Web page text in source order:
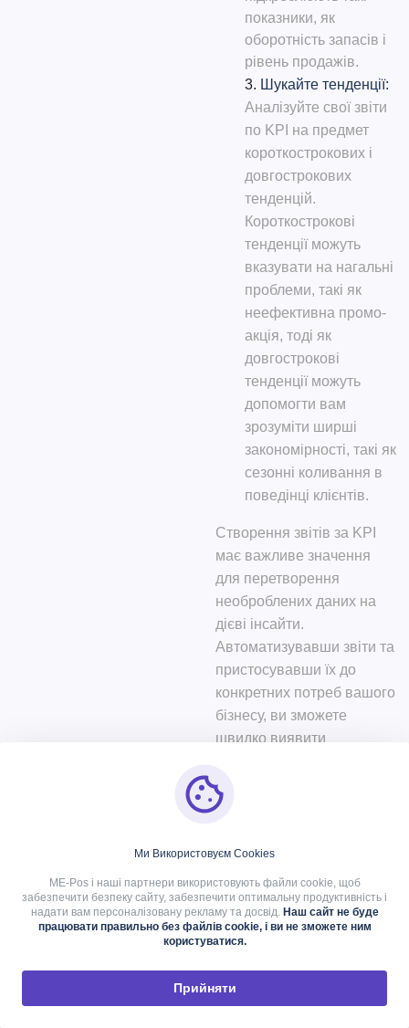
показники, як
оборотність запасів і
рівень продажів.
Шукайте тенденції:
Аналізуйте свої звіти
по KPI на предмет
короткострокових і
довгострокових
тенденцій.
Короткострокові
тенденції можуть
вказувати на нагальні
проблеми, такі як
неефективна промо-
акція, тоді як
довгострокові
тенденції можуть
допомогти вам
зрозуміти ширші
закономірності, такі як
сезонні коливання в
поведінці клієнтів.
Створення звітів за KPI
має важливе значення
для перетворення
необроблених даних на
дієві інсайти.
Автоматизувавши звіти та
пристосувавши їх до
конкретних потреб вашого
бізнесу, ви зможете
швидко виявити
вдосконалення та
зростання.
Приклад KPI
для роздрібної
торгівлі
Розглянемо роздрібну
компанію, яка збільшила
свій прибуток,
Ми Використовуєм Cookies
ME-Pos і наші партнери використовують файли cookie, щоб
забезпечити безпеку сайту, забезпечити оптимальну продуктивність і
надати вам персоналізовану рекламу та досвід. Наш сайт не буде
працювати правильно без файлів cookie, і ви не зможете ним
користуватися.
Прийняти